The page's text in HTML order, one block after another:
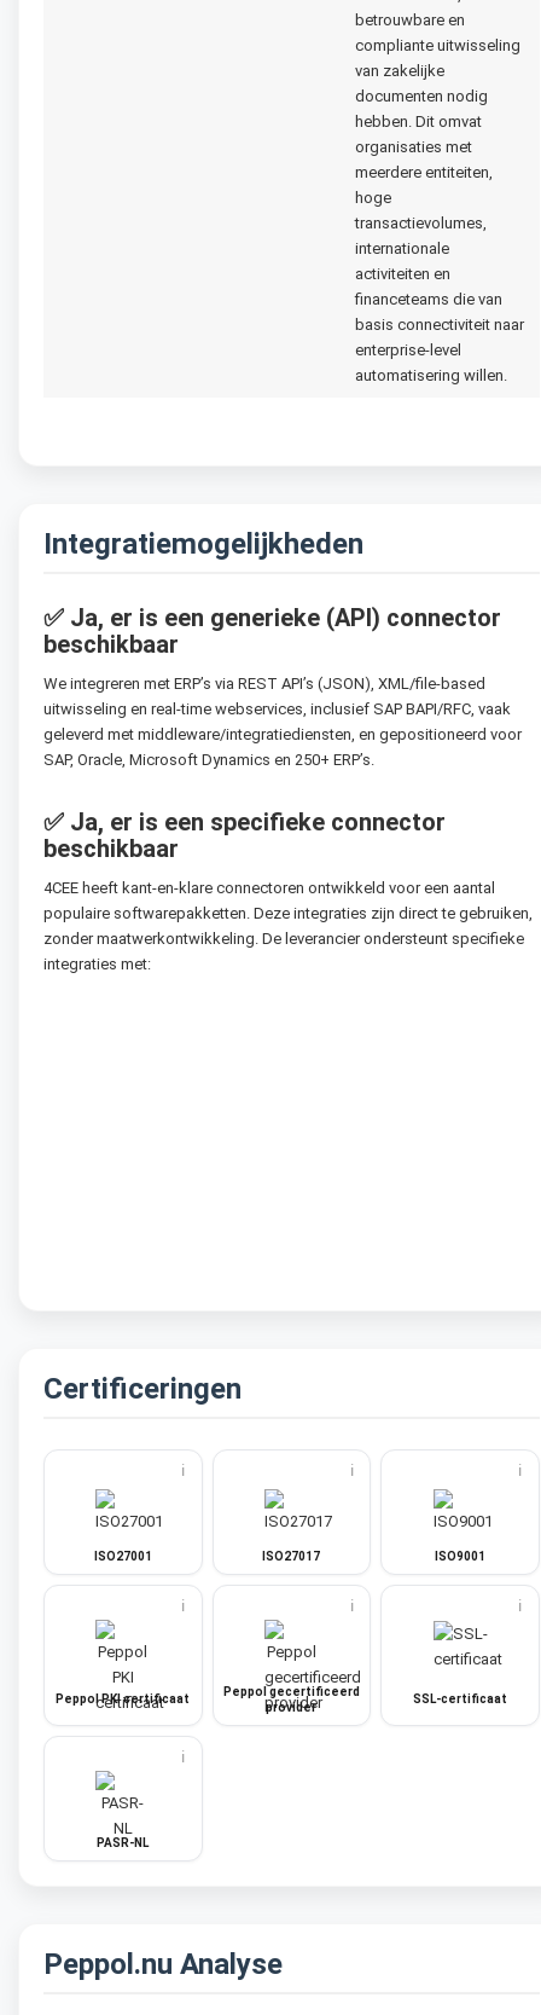
betrouwbare en
compliante uitwisseling
van zakelijke
documenten nodig
hebben. Dit omvat
organisaties met
meerdere entiteiten,
hoge
transactievolumes,
internationale
activiteiten en
financeteams die van
basis connectiviteit naar
enterprise-level
automatisering willen.
Integratiemogelijkheden
✅ Ja, er is een generieke (API) connector
beschikbaar
We integreren met ERP’s via REST API’s (JSON), XML/file-based
uitwisseling en real-time webservices, inclusief SAP BAPI/RFC, vaak
geleverd met middleware/integratiediensten, en gepositioneerd voor
SAP, Oracle, Microsoft Dynamics en 250+ ERP’s.
✅ Ja, er is een specifieke connector
beschikbaar
4CEE heeft kant-en-klare connectoren ontwikkeld voor een aantal
populaire softwarepakketten. Deze integraties zijn direct te gebruiken,
zonder maatwerkontwikkeling. De leverancier ondersteunt specifieke
integraties met:
Certificeringen
ISO27001
ℹ️
ISO27017
ℹ️
ISO9001
ℹ️
Peppol PKI certificaat
ℹ️
Peppol gecertificeerd
provider
ℹ️
SSL-certificaat
ℹ️
PASR-NL
ℹ️
Peppol.nu Analyse